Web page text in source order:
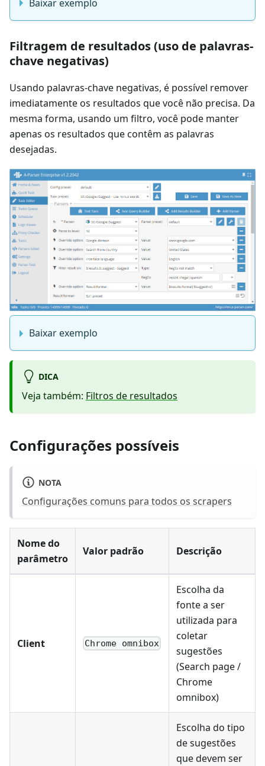
Baixar exemplo
Filtragem de resultados (uso de palavras-
chave negativas)
Usando palavras-chave negativas, é possível remover
imediatamente os resultados que você não precisa. Da
mesma forma, usando um filtro, você pode manter
apenas os resultados que contêm as palavras
desejadas.
Baixar exemplo
DICA
Veja também: Filtros de resultados
Configurações possíveis
NOTA
Configurações comuns para todos os scrapers
Nome do
parâmetro
Valor padrão Descrição
Client Chrome omnibox
Escolha da
fonte a ser
utilizada para
coletar
sugestões
(Search page /
Chrome
omnibox)
Escolha do tipo
de sugestões
que devem ser